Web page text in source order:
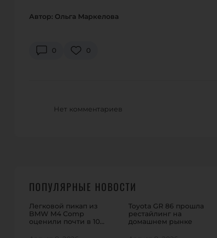
Автор: Ольга Маркелова
0 0
Нет комментариев
ПОПУЛЯРНЫЕ НОВОСТИ
Легковой пикап из
BMW M4 Comp
оценили почти в 100
Toyota GR 86 прошла
рестайлинг на
домашнем рынке